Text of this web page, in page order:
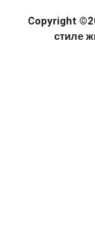
Copyright
стиле